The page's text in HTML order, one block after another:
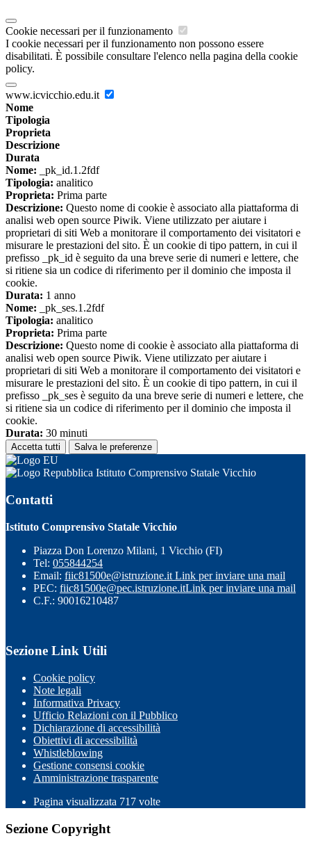
Cookie necessari per il funzionamento
I cookie necessari per il funzionamento non possono essere
disabilitati. È possibile consultare l'elenco nella pagina della cookie
policy.
www.icvicchio.edu.it
Nome
Tipologia
Proprieta
Descrizione
Durata
Nome: _pk_id.1.2fdf
Tipologia: analitico
Proprieta: Prima parte
Descrizione: Questo nome di cookie è associato alla piattaforma di
analisi web open source Piwik. Viene utilizzato per aiutare i
proprietari di siti Web a monitorare il comportamento dei visitatori e
misurare le prestazioni del sito. È un cookie di tipo pattern, in cui il
prefisso _pk_id è seguito da una breve serie di numeri e lettere, che
si ritiene sia un codice di riferimento per il dominio che imposta il
cookie.
Durata: 1 anno
Nome: _pk_ses.1.2fdf
Tipologia: analitico
Proprieta: Prima parte
Descrizione: Questo nome di cookie è associato alla piattaforma di
analisi web open source Piwik. Viene utilizzato per aiutare i
proprietari di siti Web a monitorare il comportamento dei visitatori e
misurare le prestazioni del sito. È un cookie di tipo pattern, in cui il
prefisso _pk_ses è seguito da una breve serie di numeri e lettere, che
si ritiene sia un codice di riferimento per il dominio che imposta il
cookie.
Durata: 30 minuti
Accetta tutti Salva le preferenze
Istituto Comprensivo Statale Vicchio
Contatti
Istituto Comprensivo Statale Vicchio
Piazza Don Lorenzo Milani, 1 Vicchio (FI)
Tel: 055844254
Email: fiic81500e@istruzione.it Link per inviare una mail
PEC: fiic81500e@pec.istruzione.itLink per inviare una mail
C.F.: 90016210487
Sezione Link Utili
Cookie policy
Note legali
Informativa Privacy
Ufficio Relazioni con il Pubblico
Dichiarazione di accessibilità
Obiettivi di accessibilità
Whistleblowing
Gestione consensi cookie
Amministrazione trasparente
Pagina visualizzata 717 volte
Sezione Copyright